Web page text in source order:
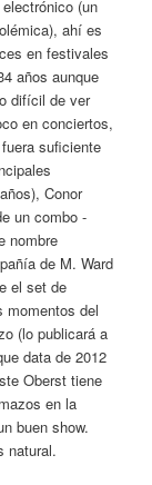
(un
ahí es
en festivales
años aunque
difícil de ver
en conciertos,
suficiente
Conor
un combo -
nombre
de M. Ward
el set de
momentos del
(lo publicará a
data de 2012
Oberst tiene
en la
buen show.
natural.